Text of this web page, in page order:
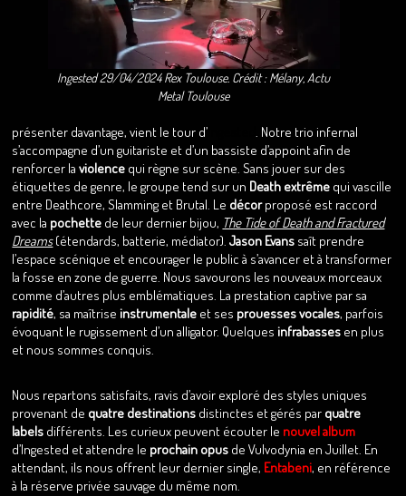
Ingested 29/04/2024 Rex Toulouse. Crédit : Mélany, Actu
Metal Toulouse
présenter davantage, vient le tour d’ Ingested. Notre trio infernal
s’accompagne d’un guitariste et d’un bassiste d’appoint afin de
renforcer laviolence qui règne sur scène. Sans jouer sur des
étiquettes de genre, le groupe tend sur un Death extrême qui vascille
entre Deathcore, Slamming et Brutal. Le décorproposé est raccord
avec la pochette de leur dernier bijou, The Tide of Death and Fractured
Dreams(étendards, batterie, médiator).Jason Evans saît prendre
l’espace scénique et encourager le public à s’avancer et à transformer
la fosse en zone de guerre. Nous savourons les nouveaux morceaux
comme d’autres plus emblématiques. La prestation captive par sa
rapidité, sa maîtriseinstrumentale et ses prouesses vocales, parfois
évoquant le rugissement d’un alligator. Quelquesinfrabasses en plus
et nous sommes conquis.
Nous repartons satisfaits, ravis d’avoir exploré des styles uniques
provenant de quatre destinations distinctes et gérés par quatre
labels différents. Les curieux peuvent écouter le nouvel album
d’Ingested et attendre le prochain opus de Vulvodynia en Juillet. En
attendant, ils nous offrent leur dernier single, Entabeni, en référence
à la réserve privée sauvage du même nom.